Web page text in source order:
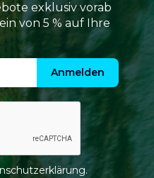
exklusiv vorab
von 5 % auf Ihre
Anmelden
.